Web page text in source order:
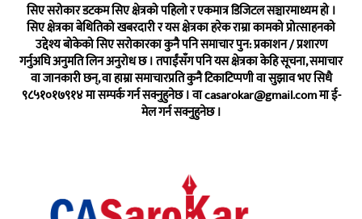
सिए सरोकार डटकम सिए क्षेत्रको पहिलो र एकमात्र डिजिटल सञ्चारमाध्यम हो ।
सिए क्षेत्रका बेथितिको खबरदारी र यस क्षेत्रका हरेक राम्रा कामको प्रोत्साहनको
उद्देश्य बोकेको सिए सरोकारका कुनै पनि समाचार पुन: प्रकाशन / प्रशारण
गर्नुअघि अनुमति लिन अनुरोध छ । तपाईंसँग पनि यस क्षेत्रका केहि सूचना, समाचार
वा जानकारी छन्, वा हाम्रा समाचारप्रति कुनै टिकाटिप्पणी वा सुझाव भए सिधै
९८५१०१७९१४ मा सम्पर्क गर्न सक्नुहुनेछ । वाcasarokar@gmail.comमा ई-
मेल गर्न सक्नुहुनेछ ।